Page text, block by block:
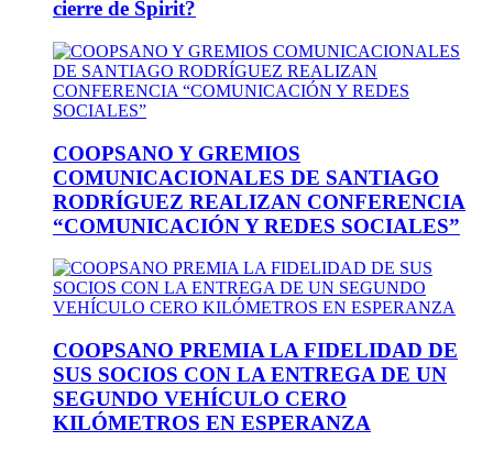
cierre de Spirit?
COOPSANO Y GREMIOS
COMUNICACIONALES DE SANTIAGO
RODRÍGUEZ REALIZAN CONFERENCIA
“COMUNICACIÓN Y REDES SOCIALES”
COOPSANO PREMIA LA FIDELIDAD DE
SUS SOCIOS CON LA ENTREGA DE UN
SEGUNDO VEHÍCULO CERO
KILÓMETROS EN ESPERANZA